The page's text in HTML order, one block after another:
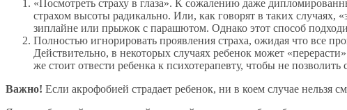
«Посмотреть страху в глаза». К сожалению даже
страхом высоты радикально. Или, как говорят в таких случаях,
зиплайне или прыжок с парашютом. Однако этот способ
Полностью игнорировать проявления страха, ожидая что все
Действительно, в некоторых случаях ребенок может
же стоит отвести ребенка к психотерапевту, чтобы не позволить
Важно! Если акрофобией страдает ребенок, ни в коем случае нельзя